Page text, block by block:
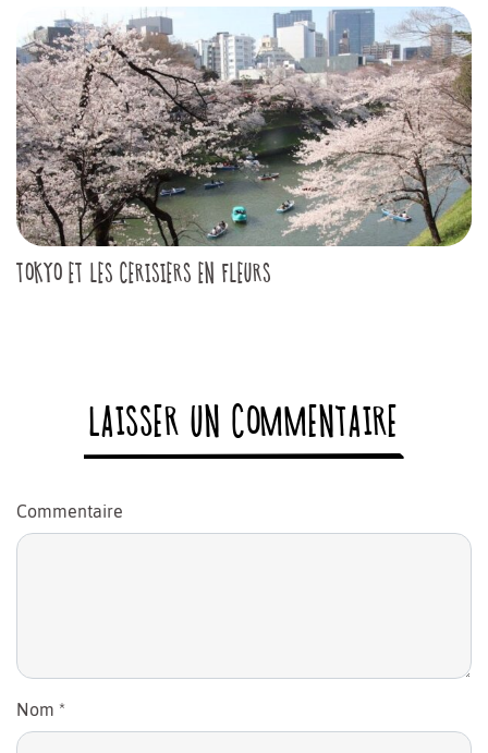
TOKYO ET LES CERISIERS EN FLEURS
LAISSER UN COMMENTAIRE
Commentaire
Nom *